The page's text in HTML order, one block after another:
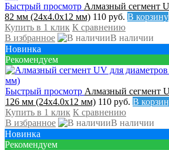
Быстрый просмотр Алмазный сегмент
82 мм (24х4.0х12 мм) 110 руб. В корзину
Купить в 1 клик К сравнению
В избранное
В наличии
Новинка
Рекомендуем
Быстрый просмотр Алмазный сегмент
126 мм (24х4.0х12 мм) 110 руб. В
Купить в 1 клик К сравнению
В избранное
В наличии
Новинка
Рекомендуем